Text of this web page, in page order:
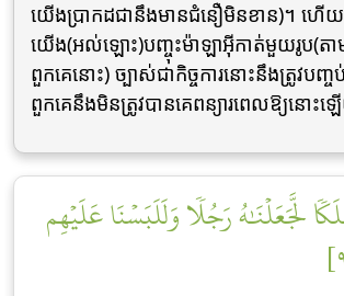
យើងប្រាកដជានឹងមានជំនឿមិនខាន)។ ហើ
យើង(អល់ឡោះ)បញ្ចុះម៉ាឡាអ៊ីកាត់មួយរូប(តា
ពួកគេនោះ) ច្បាស់ជាកិច្ចការនោះនឹងត្រូវបញ្
ពួកគេនឹងមិនត្រូវបានគេពន្យារពេលឱ្យនោះ
لَّجَعَلۡنَٰهُ رَجُلٗا وَلَلَبَسۡنَا عَلَيۡهِم